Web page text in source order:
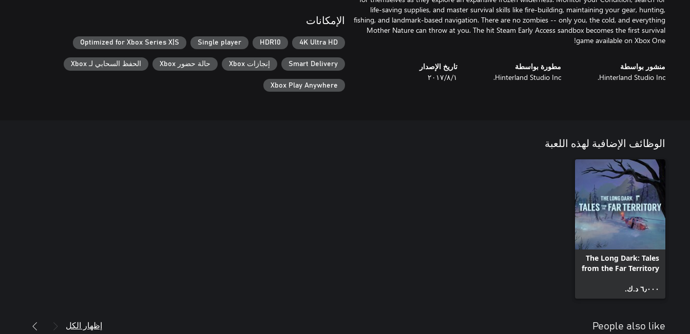
life-saving supplies, and master survival skills like fire-building, maintaining your gear, hunting,
fishing, and landmark-based navigation. There are no zombies -- only you, the cold, and everything
Mother Nature can throw at you. The hit Steam Early Access sandbox becomes the first survival
game available on Xbox One!
منشور بواسطة
Hinterland Studio Inc.
مطورة بواسطة
Hinterland Studio Inc.
تاريخ الإصدار
١‏/٨‏/٢٠١٧
الإمكانات
4K Ultra HD
HDR10
Single player
Optimized for Xbox Series X|S
Smart Delivery إنجازات Xbox حالة حضور Xbox الحفظ السحابي لـ Xbox
Xbox Play Anywhere
الوظائف الإضافية لهذه اللعبة
The Long Dark: Tales
from the Far Territory
٦٫٠٠٠ د.ك.‏
People also like إظهار الكل